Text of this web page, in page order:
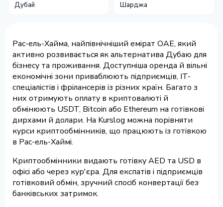
Дубай Шарджа
Рас-ель-Хайма, найпівнічніший емірат ОАЕ, який
активно розвивається як альтернатива Дубаю для
бізнесу та проживання. Доступніша оренда й вільні
економічні зони приваблюють підприємців, IT-
спеціалістів і фрілансерів із різних країн. Багато з
них отримують оплату в криптовалюті й
обмінюють USDT, Bitcoin або Ethereum на готівкові
дирхами й долари. На Kurslog можна порівняти
курси криптообмінників, що працюють із готівкою
в Рас-ель-Хаймі.
Криптообмінники видають готівку AED та USD в
офісі або через кур'єра. Для експатів і підприємців
готівковий обмін, зручний спосіб конвертації без
банківських затримок.